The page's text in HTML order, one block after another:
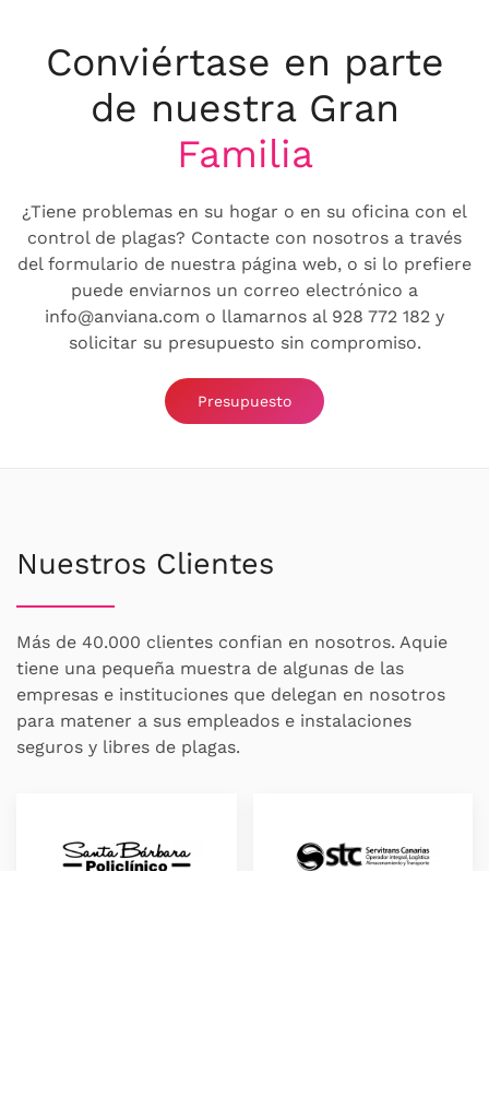
Conviértase en parte
de nuestra Gran
Familia
¿Tiene problemas en su hogar o en su oficina con el
control de plagas? Contacte con nosotros a través
del formulario de nuestra página web, o si lo prefiere
puede enviarnos un correo electrónico a
info@anviana.com o llamarnos al 928 772 182 y
solicitar su presupuesto sin compromiso.
Presupuesto
Nuestros Clientes
Más de 40.000 clientes confian en nosotros. Aquie
tiene una pequeña muestra de algunas de las
empresas e instituciones que delegan en nosotros
para matener a sus empleados e instalaciones
seguros y libres de plagas.